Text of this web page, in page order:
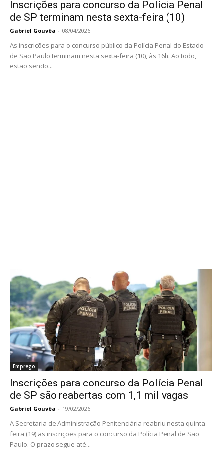
Inscrições para concurso da Polícia Penal
de SP terminam nesta sexta-feira (10)
Gabriel Gouvêa - 08/04/2026
As inscrições para o concurso público da Polícia Penal do Estado
de São Paulo terminam nesta sexta-feira (10), às 16h. Ao todo,
estão sendo...
Emprego
Inscrições para concurso da Polícia Penal
de SP são reabertas com 1,1 mil vagas
Gabriel Gouvêa - 19/02/2026
A Secretaria de Administração Penitenciária reabriu nesta quinta-
feira (19) as inscrições para o concurso da Polícia Penal de São
Paulo. O prazo segue até...